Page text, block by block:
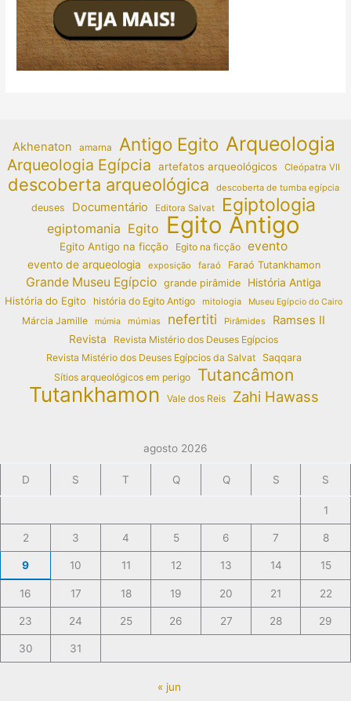
Akhenaton amarna Antigo Egito Arqueologia
Arqueologia Egípcia artefatos arqueológicos Cleópatra VII
descoberta arqueológica descoberta de tumba egípcia
deuses Documentário Editora Salvat Egiptologia
egiptomania Egito Egito Antigo
Egito Antigo na ficção Egito na ficção evento
evento de arqueologia exposição faraó Faraó Tutankhamon
Grande Museu Egípcio grande pirâmide
História Antiga
História do Egito
história do Egito Antigo mitologia Museu Egípcio do Cairo
Márcia Jamille múmia múmias nefertiti Pirâmides Ramses II
Revista
Revista Mistério dos Deuses Egípcios
Revista Mistério dos Deuses Egípcios da Salvat
Saqqara
Sítios arqueológicos em perigo
Tutancâmon
Tutankhamon Vale dos Reis Zahi Hawass
agosto 2026
D S T Q Q S S
1
2 3 4 5 6 7 8
9 10 11 12 13 14 15
16 17 18 19 20 21 22
23 24 25 26 27 28 29
30 31
« jun